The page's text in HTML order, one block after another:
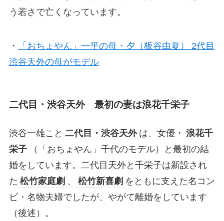
う若さで亡くなっています。
・
「おちょやん」一平の母・夕（板谷由夏） 2代目
渋谷天外の母がモデル
二代目・渋谷天外 最初の妻は浪花千栄子
渋谷一雄こと 二代目・渋谷天外 は、女優・ 浪花千
栄子
（「おちょやん」千代のモデル）と最初の結
婚をしています。二代目天外と千栄子は新設され
た 松竹家庭劇 、 松竹新喜劇 をともに支えた名コン
ビ・名物夫婦でしたが、やがて離婚をしています
（後述）。